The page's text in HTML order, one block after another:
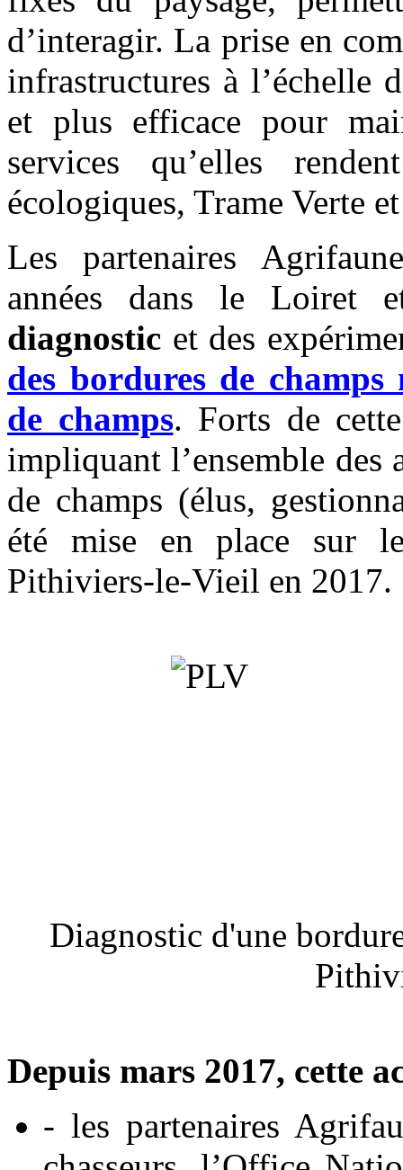
d’interagir. La prise en
infrastructures à l’échelle
et plus efficace pour
services qu’elles
écologiques, Trame Verte
Les partenaires
années dans le Loiret
diagnostic et des
des bordures de champs
de champs. Forts de
impliquant l’ensemble des
de champs (élus,
été mise en place sur
Pithiviers-le-Vieil en 2017.
Diagnostic d'une
Depuis mars 2017, cette
- les partenaires